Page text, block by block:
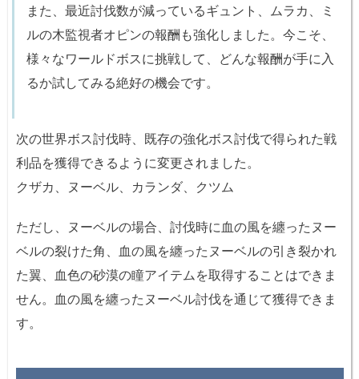
また、最近討伐数が減っているギュント、ムラカ、ミ
ルの木監視者オピンの報酬も強化しました。今こそ、
様々なワールドボスに挑戦して、どんな報酬が手に入
るか試してみる絶好の機会です。
次の世界ボス討伐時、既存の強化ボス討伐で得られた戦
利品を獲得できるように変更されました。
クザカ、ヌーベル、カランダ、クツム
ただし、ヌーベルの場合、討伐時に血の風を纏ったヌー
ベルの裂けた角、血の風を纏ったヌーベルの引き裂かれ
た翼、血色の砂漠の瞳アイテムを取得することはできま
せん。血の風を纏ったヌーベル討伐を通じて獲得できま
す。